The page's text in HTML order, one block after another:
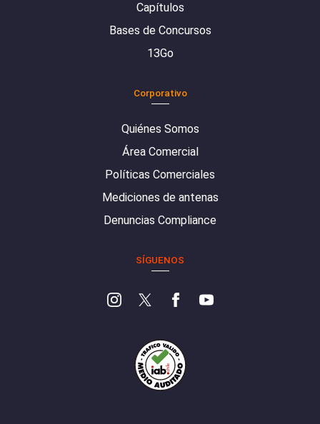
Capítulos
Bases de Concursos
13Go
Corporativo
Quiénes Somos
Área Comercial
Políticas Comerciales
Mediciones de antenas
Denuncias Compliance
SÍGUENOS